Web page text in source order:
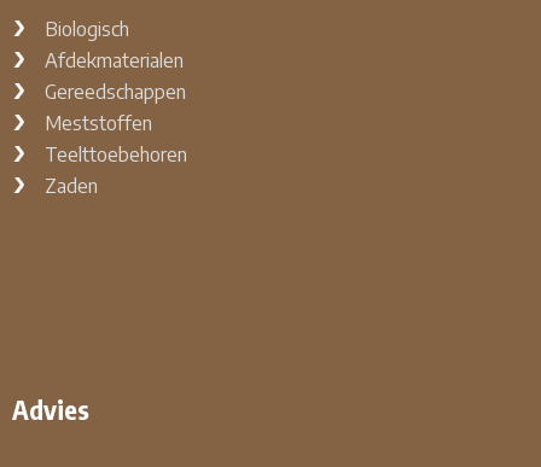
Biologisch
Afdekmaterialen
Gereedschappen
Meststoffen
Teelttoebehoren
Zaden
Advies